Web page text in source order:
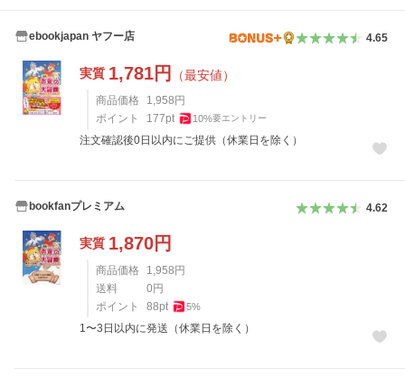
ebookjapan ヤフー店 4.65
実質 1,781円 （最安値）
商品価格 1,958 円
ポイント
177pt 10%要エントリー
注文確認後0日以内にご提供（休業日を除く）
bookfanプレミアム 4.62
実質 1,870円
商品価格 1,958 円
送料
0 円
ポイント
88pt 5%
1〜3日以内に発送（休業日を除く）